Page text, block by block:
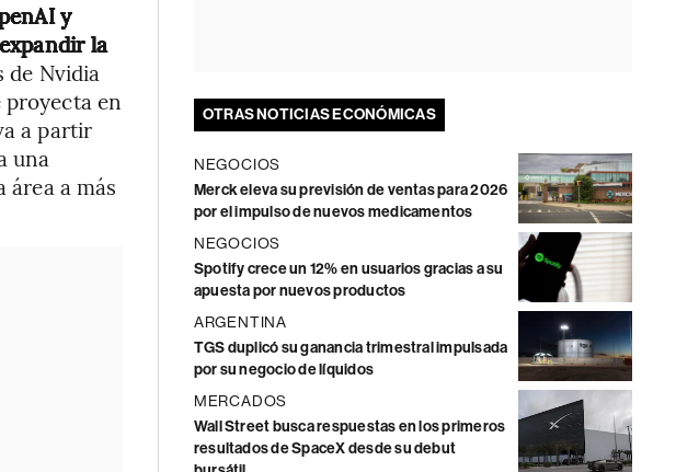
y
la
de Nvidia
en
a partir
una
área a más
OTRAS NOTICIAS ECONÓMICAS
NEGOCIOS
Merck eleva su previsión de ventas para 2026
por el impulso de nuevos medicamentos
NEGOCIOS
Spotify crece un 12% en usuarios gracias a su
apuesta por nuevos productos
ARGENTINA
TGS duplicó su ganancia trimestral impulsada
por su negocio de líquidos
MERCADOS
Wall Street busca respuestas en los primeros
resultados de SpaceX desde su debut